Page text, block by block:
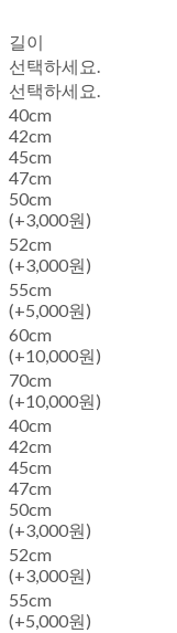
길이
선택하세요.
선택하세요.
40cm
42cm
45cm
47cm
50cm
(+3,000원)
52cm
(+3,000원)
55cm
(+5,000원)
60cm
(+10,000원)
70cm
(+10,000원)
40cm
42cm
45cm
47cm
50cm
(+3,000원)
52cm
(+3,000원)
55cm
(+5,000원)